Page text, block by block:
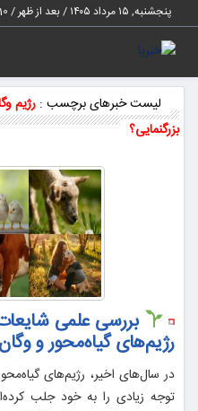
پنجشنبه, ۱۵ مرداد ۱۴۰۵ / بعد از ظهر /
لیست خبرهای برچسب : رژیم
بزرگنمایی؟
بررسی علمی شایعات
رژیم‌های گیاه‌محور و وگان
توجه زیادی را به خود جلب